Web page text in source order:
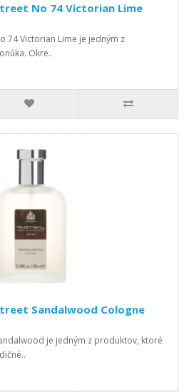
No 74 Victorian Lime
74 Victorian Lime je jedným z
Okre..
Sandalwood Cologne
je jedným z produktov, ktoré